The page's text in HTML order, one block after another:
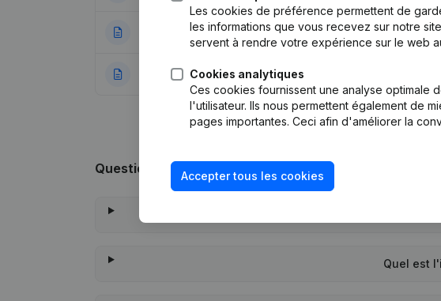
05-01-2015 Demissions, Nominations
17-12-2012 Rubrique Constitution (Nouvelle
Questions fréquemment posées
Quel est
Les cookies de préférence permettent de
les informations que vous recevez sur notre
servent à rendre votre expérience sur le web
Cookies analytiques
Ces cookies fournissent une analyse optimale
l'utilisateur. Ils nous permettent également de
pages importantes. Ceci afin d'améliorer la
Accepter tous les cookies